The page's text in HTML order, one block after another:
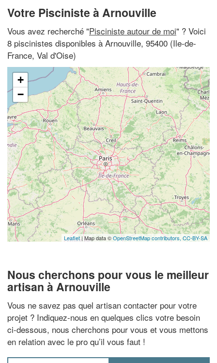
Votre Pisciniste à Arnouville
Vous avez recherché "Pisciniste autour de moi" ? Voici
8 piscinistes disponibles à Arnouville, 95400 (Ile-de-
France, Val d'Oise)
+
−
Leaflet| Map data ©OpenStreetMap contributors, CC-BY-SA
Nous cherchons pour vous le meilleur
artisan à Arnouville
Vous ne savez pas quel artisan contacter pour votre
projet ? Indiquez-nous en quelques clics votre besoin
ci-dessous, nous cherchons pour vous et vous mettons
en relation avec le pro qu’il vous faut !